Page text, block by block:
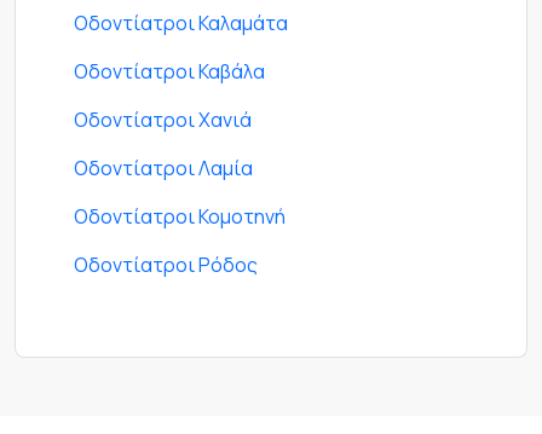
Οδοντίατροι Καλαμάτα
Οδοντίατροι Καβάλα
Οδοντίατροι Χανιά
Οδοντίατροι Λαμία
Οδοντίατροι Κομοτηνή
Οδοντίατροι Ρόδος